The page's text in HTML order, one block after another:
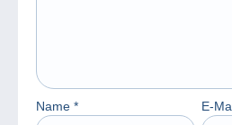
Name * E-